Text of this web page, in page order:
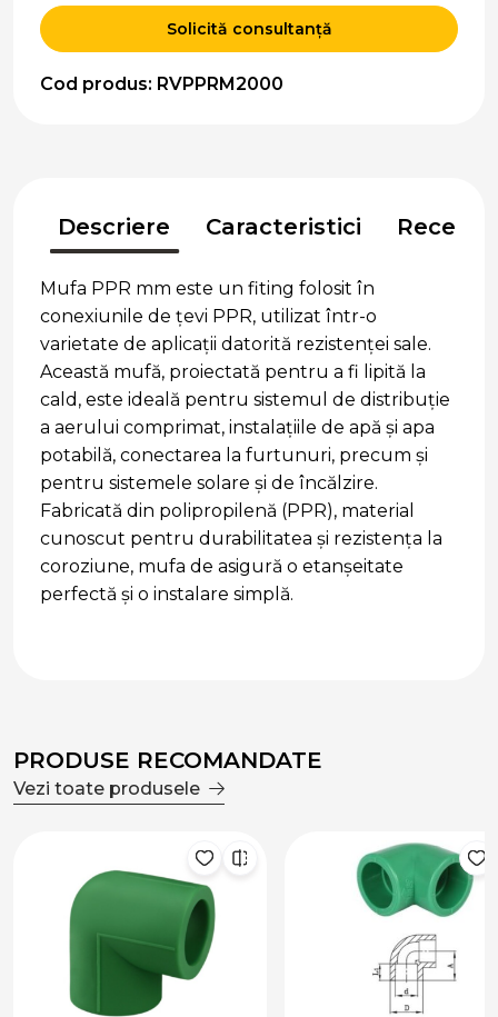
Solicită consultanță
Cod produs: RVPPRM2000
Descriere Caracteristici
Mufa PPR mm este un fiting folosit în
conexiunile de țevi PPR, utilizat într-o
varietate de aplicații datorită rezistenței sale.
Această mufă, proiectată pentru a fi lipită la
cald, este ideală pentru sistemul de distribuție
a aerului comprimat, instalațiile de apă și apa
potabilă, conectarea la furtunuri, precum și
pentru sistemele solare și de încălzire.
Fabricată din polipropilenă (PPR), material
cunoscut pentru durabilitatea și rezistența la
coroziune, mufa de asigură o etanșeitate
perfectă și o instalare simplă.
PRODUSE RECOMANDATE
Vezi toate produsele